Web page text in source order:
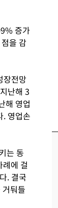
증가
을 감
장전망
난해 3
해 영업
. 영업손
는 동
에 걸
. 결국
둬들